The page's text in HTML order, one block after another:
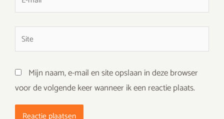
mail*
Site
Mijn naam, e-mail en site opslaan in deze browser
voor de volgende keer wanneer ik een reactie plaats.